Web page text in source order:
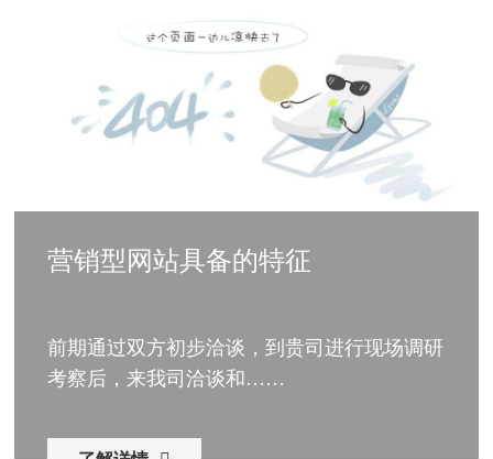
营销型网站具备的特征
前期通过双方初步洽谈，到贵司进行现场调研
考察后，来我司洽谈和……